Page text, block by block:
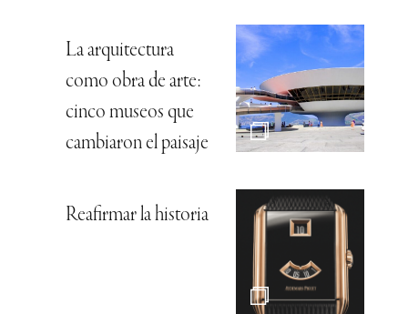
La arquitectura
como obra de arte:
cinco museos que
cambiaron el paisaje
Reafirmar la historia